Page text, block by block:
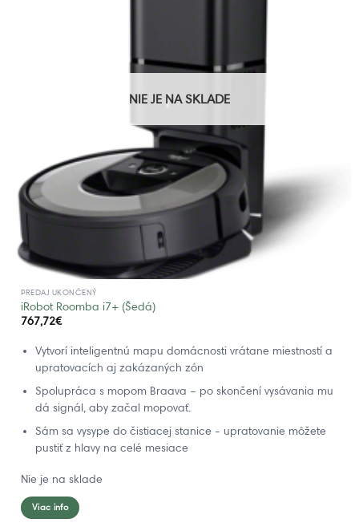
NIE JE NA SKLADE
PREDAJ UKONČENÝ
iRobot Roomba i7+ (Šedá)
767,72€
Vytvorí inteligentnú mapu domácnosti vrátane miestností a
upratovacích aj zakázaných zón
Spolupráca s mopom Braava – po skončení vysávania mu
dá signál, aby začal mopovať.
Sám sa vysype do čistiacej stanice - upratovanie môžete
pustiť z hlavy na celé mesiace
Nie je na sklade
Viac info